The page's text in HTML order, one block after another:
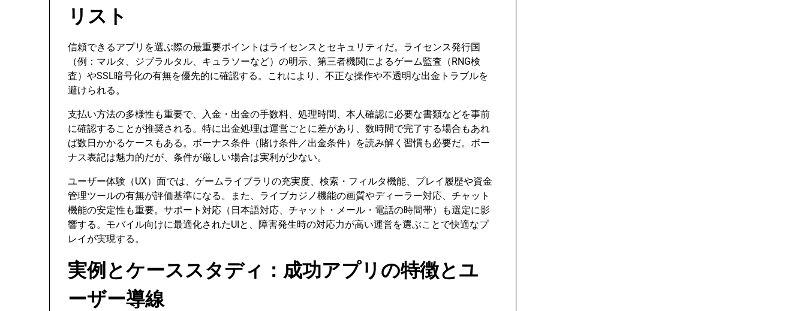
リスト
信頼できるアプリを選ぶ際の最重要ポイントはライセンスとセキュリティだ。ライセンス発行国
（例：マルタ、ジブラルタル、キュラソーなど）の明示、第三者機関によるゲーム監査（RNG検
査）やSSL暗号化の有無を優先的に確認する。これにより、不正な操作や不透明な出金トラブルを
避けられる。
支払い方法の多様性も重要で、入金・出金の手数料、処理時間、本人確認に必要な書類などを事前
に確認することが推奨される。特に出金処理は運営ごとに差があり、数時間で完了する場合もあれ
ば数日かかるケースもある。ボーナス条件（賭け条件／出金条件）を読み解く習慣も必要だ。ボー
ナス表記は魅力的だが、条件が厳しい場合は実利が少ない。
ユーザー体験（UX）面では、ゲームライブラリの充実度、検索・フィルタ機能、プレイ履歴や資金
管理ツールの有無が評価基準になる。また、ライブカジノ機能の画質やディーラー対応、チャット
機能の安定性も重要。サポート対応（日本語対応、チャット・メール・電話の時間帯）も選定に影
響する。モバイル向けに最適化されたUIと、障害発生時の対応力が高い運営を選ぶことで快適なプ
レイが実現する。
実例とケーススタディ：成功アプリの特徴とユ
ーザー導線